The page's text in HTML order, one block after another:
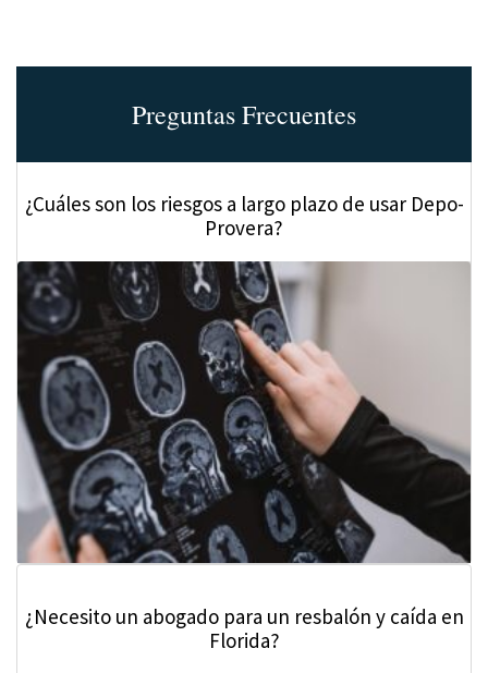
Preguntas Frecuentes
¿Cuáles son los riesgos a largo plazo de usar Depo-
Provera?
¿Necesito un abogado para un resbalón y caída en
Florida?